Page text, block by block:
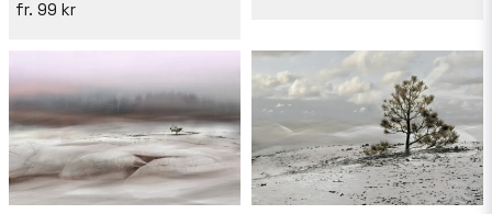
99 kr